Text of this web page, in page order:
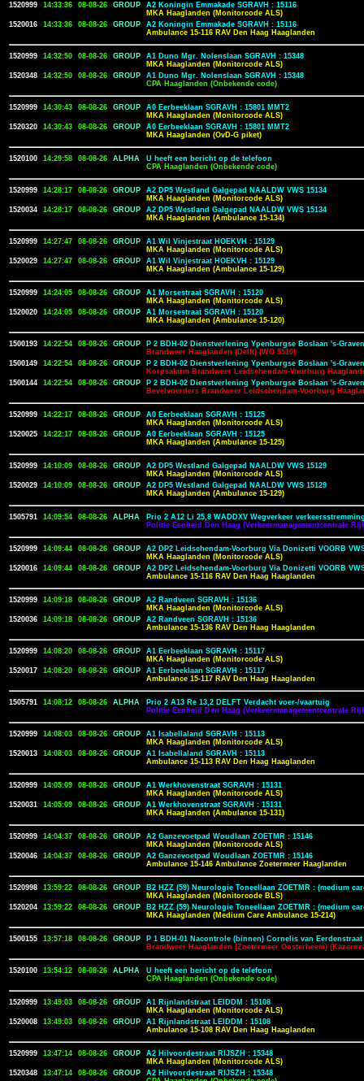
1520999 14:33:36 08-08-26 GROUP
A2 Koningin Emmakade SGRAVH : 15116
MKA Haaglanden (Monitorcode ALS)
1520016
14:33:36 08-08-26 GROUP
A2 Koningin Emmakade SGRAVH : 15116
Ambulance 15-116 RAV Den Haag Haaglanden
1520999 14:32:50 08-08-26 GROUP
A1 Duno Mgr. Nolenslaan SGRAVH : 15348
MKA Haaglanden (Monitorcode ALS)
1520348
14:32:50 08-08-26 GROUP
A1 Duno Mgr. Nolenslaan SGRAVH : 15348
CPA Haaglanden (Onbekende code)
1520999 14:30:43 08-08-26 GROUP
A0 Eerbeeklaan SGRAVH : 15801 MMT2
MKA Haaglanden (Monitorcode ALS)
1520320
14:30:43 08-08-26 GROUP
A0 Eerbeeklaan SGRAVH : 15801 MMT2
MKA Haaglanden (OvD-G piket)
1520100 14:29:58 08-08-26 ALPHA
U heeft een bericht op de telefoon
CPA Haaglanden (Onbekende code)
1520999 14:28:17 08-08-26 GROUP
A2 DP5 Westland Galgepad NAALDW VWS 15134
MKA Haaglanden (Monitorcode ALS)
1520034
14:28:17 08-08-26 GROUP
A2 DP5 Westland Galgepad NAALDW VWS 15134
MKA Haaglanden (Ambulance 15-134)
1520999 14:27:47 08-08-26 GROUP
A1 Wil Vinjestraat HOEKVH : 15129
MKA Haaglanden (Monitorcode ALS)
1520029
14:27:47 08-08-26 GROUP
A1 Wil Vinjestraat HOEKVH : 15129
MKA Haaglanden (Ambulance 15-129)
1520999 14:24:05 08-08-26 GROUP
A1 Morsestraat SGRAVH : 15120
MKA Haaglanden (Monitorcode ALS)
1520020
14:24:05 08-08-26 GROUP
A1 Morsestraat SGRAVH : 15120
MKA Haaglanden (Ambulance 15-120)
1500193 14:22:54 08-08-26 GROUP
P 2 BDH-02 Dienstverlening Ypenburgse Boslaan 's-
Brandweer Haaglanden (Delft) (WO 5510)
1500149
14:22:54 08-08-26 GROUP
P 2 BDH-02 Dienstverlening Ypenburgse Boslaan 's-
Korpsalarm Brandweer Leidschendam-Voorburg
1500144
14:22:54 08-08-26 GROUP
P 2 BDH-02 Dienstverlening Ypenburgse Boslaan 's-
Bevelvoerders Brandweer Leidschendam-Voorburg
1520999 14:22:17 08-08-26 GROUP
A0 Eerbeeklaan SGRAVH : 15125
MKA Haaglanden (Monitorcode ALS)
1520025
14:22:17 08-08-26 GROUP
A0 Eerbeeklaan SGRAVH : 15125
MKA Haaglanden (Ambulance 15-125)
1520999 14:10:09 08-08-26 GROUP
A2 DP5 Westland Galgepad NAALDW VWS 15129
MKA Haaglanden (Monitorcode ALS)
1520029
14:10:09 08-08-26 GROUP
A2 DP5 Westland Galgepad NAALDW VWS 15129
MKA Haaglanden (Ambulance 15-129)
1505791 14:09:54 08-08-26 ALPHA
Prio 2 A12 Li 25,8 WADDXV Wegverkeer
Politie Eenheid Den Haag (Verkeermanagementcentrale
1520999 14:09:44 08-08-26 GROUP
A2 DP2 Leidschendam-Voorburg Via Donizetti VOORB
MKA Haaglanden (Monitorcode ALS)
1520016
14:09:44 08-08-26 GROUP
A2 DP2 Leidschendam-Voorburg Via Donizetti VOORB
Ambulance 15-116 RAV Den Haag Haaglanden
1520999 14:09:18 08-08-26 GROUP
A2 Randveen SGRAVH : 15136
MKA Haaglanden (Monitorcode ALS)
1520036
14:09:18 08-08-26 GROUP
A2 Randveen SGRAVH : 15136
Ambulance 15-136 RAV Den Haag Haaglanden
1520999 14:08:20 08-08-26 GROUP
A1 Eerbeeklaan SGRAVH : 15117
MKA Haaglanden (Monitorcode ALS)
1520017
14:08:20 08-08-26 GROUP
A1 Eerbeeklaan SGRAVH : 15117
Ambulance 15-117 RAV Den Haag Haaglanden
1505791 14:08:12 08-08-26 ALPHA
Prio 2 A13 Re 13,2 DELFT Verdacht voer-/vaartuig
Politie Eenheid Den Haag (Verkeermanagementcentrale
1520999 14:08:03 08-08-26 GROUP
A1 Isabellaland SGRAVH : 15113
MKA Haaglanden (Monitorcode ALS)
1520013
14:08:03 08-08-26 GROUP
A1 Isabellaland SGRAVH : 15113
Ambulance 15-113 RAV Den Haag Haaglanden
1520999 14:05:09 08-08-26 GROUP
A1 Werkhovenstraat SGRAVH : 15131
MKA Haaglanden (Monitorcode ALS)
1520031
14:05:09 08-08-26 GROUP
A1 Werkhovenstraat SGRAVH : 15131
MKA Haaglanden (Ambulance 15-131)
1520999 14:04:37 08-08-26 GROUP
A2 Ganzevoetpad Woudlaan ZOETMR : 15146
MKA Haaglanden (Monitorcode ALS)
1520046
14:04:37 08-08-26 GROUP
A2 Ganzevoetpad Woudlaan ZOETMR : 15146
Ambulance 15-146 Ambulance Zoetermeer Haaglanden
1520998 13:59:22 08-08-26 GROUP
B2 HZZ (59) Neurologie Toneellaan ZOETMR : (medium
MKA Haaglanden (Monitorcode BLS)
1520204
13:59:22 08-08-26 GROUP
B2 HZZ (59) Neurologie Toneellaan ZOETMR : (medium
MKA Haaglanden (Medium Care Ambulance 15-214)
1500155 13:57:18 08-08-26 GROUP
P 1 BDH-01 Nacontrole (binnen) Cornelis van Eerdenstraat
Brandweer Haaglanden (Zoetermeer Oosterheem)
1520100 13:54:12 08-08-26 ALPHA
U heeft een bericht op de telefoon
CPA Haaglanden (Onbekende code)
1520999 13:49:03 08-08-26 GROUP
A1 Rijnlandstraat LEIDDM : 15108
MKA Haaglanden (Monitorcode ALS)
1520008
13:49:03 08-08-26 GROUP
A1 Rijnlandstraat LEIDDM : 15108
Ambulance 15-108 RAV Den Haag Haaglanden
1520999 13:47:14 08-08-26 GROUP
A2 Hilvoordestraat RIJSZH : 15348
MKA Haaglanden (Monitorcode ALS)
1520348
13:47:14 08-08-26 GROUP
A2 Hilvoordestraat RIJSZH : 15348